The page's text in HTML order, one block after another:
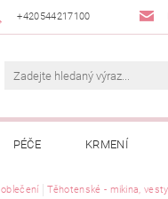
+420544217100
PÉČE KRMENÍ
JAK SPRÁVNĚ ÚRČIT
Těhotenské - mikina,